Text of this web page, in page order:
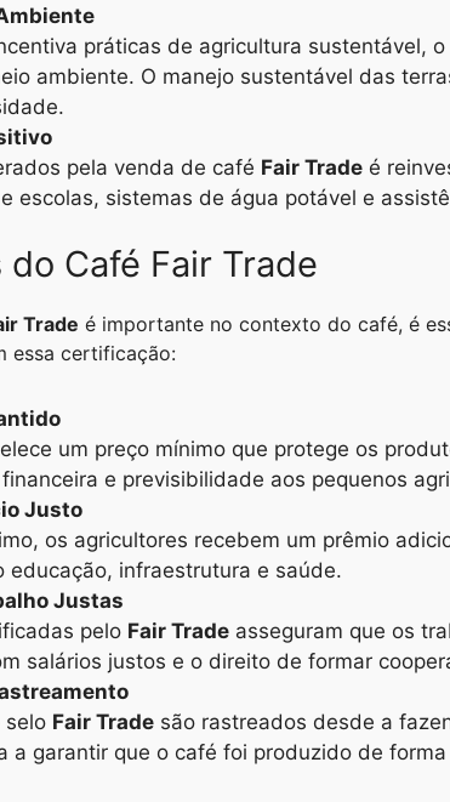
práticas de agricultura sustentável,
ambiente. O manejo sustentável das
pela venda de café Fair Trade é
escolas, sistemas de água potável e
Café Fair Trade
Trade é importante no contexto do café, é
essa certificação:
um preço mínimo que protege os
e previsibilidade aos pequenos
Justo
os agricultores recebem um prêmio
educação, infraestrutura e saúde.
Justas
pelo Fair Trade asseguram que os
salários justos e o direito de formar
selo Fair Trade são rastreados desde a
a garantir que o café foi produzido de